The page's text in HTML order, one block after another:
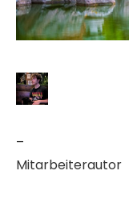
–
Mitarbeiterautor